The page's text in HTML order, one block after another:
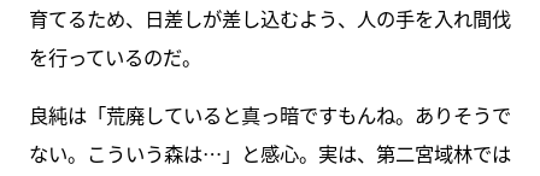
育てるため、日差しが差し込むよう、人の手を入れ間伐
を行っているのだ。
良純は「荒廃していると真っ暗ですもんね。ありそうで
ない。こういう森は…」と感心。実は、第二宮域林では